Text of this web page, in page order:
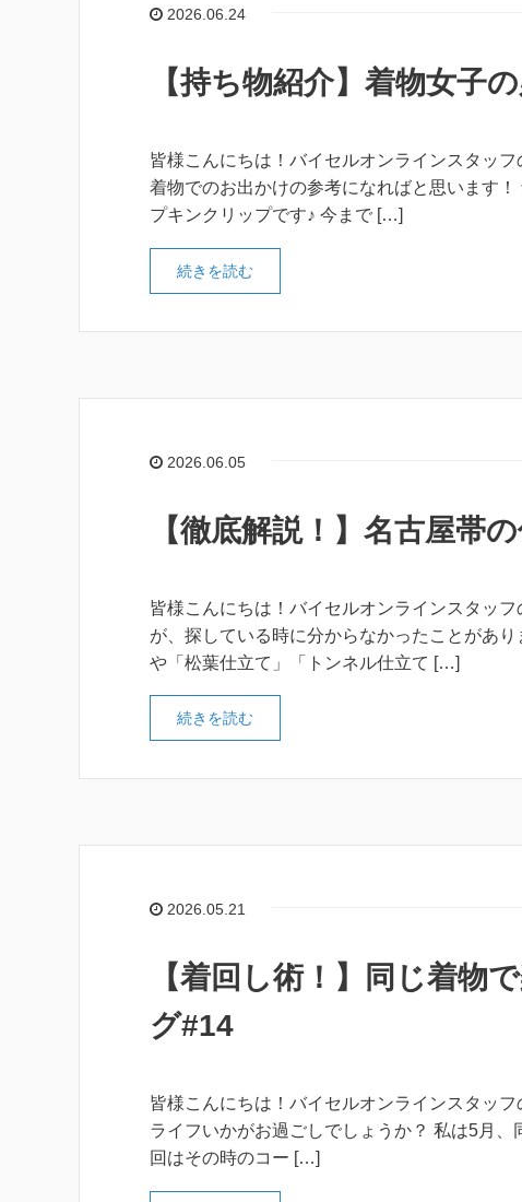
2026.06.24
【持ち物紹介】着物女子
皆様こんにちは！バイセルオンラインスタッ
着物でのお出かけの参考になればと思います
プキンクリップです♪ 今まで […]
続きを読む
2026.06.05
【徹底解説！】名古屋帯
皆様こんにちは！バイセルオンラインスタッ
が、探している時に分からなかったことがあ
や「松葉仕立て」「トンネル仕立て […]
続きを読む
2026.05.21
【着回し術！】同じ着物
グ#14
皆様こんにちは！バイセルオンラインスタッ
ライフいかがお過ごしでしょうか？ 私は5月
回はその時のコー […]